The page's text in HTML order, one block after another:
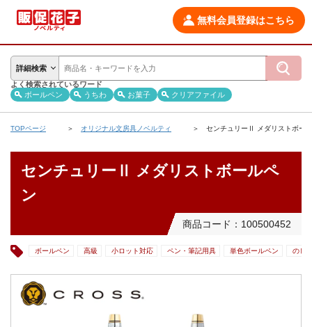
無料会員登録はこちら
詳細検索
よく検索されているワード
ボールペン
うちわ お菓子 クリアファイル
TOPページ オリジナル文房具ノベルティ センチュリーⅡ メダリストボー
センチュリーⅡ メダリストボールペ
ン
商品コード：100500452
ボールペン 高級 小ロット対応 ペン・筆記用具 単色ボールペン のし